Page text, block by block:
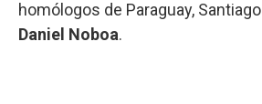
homólogos de Paraguay, Santiago
Daniel Noboa.